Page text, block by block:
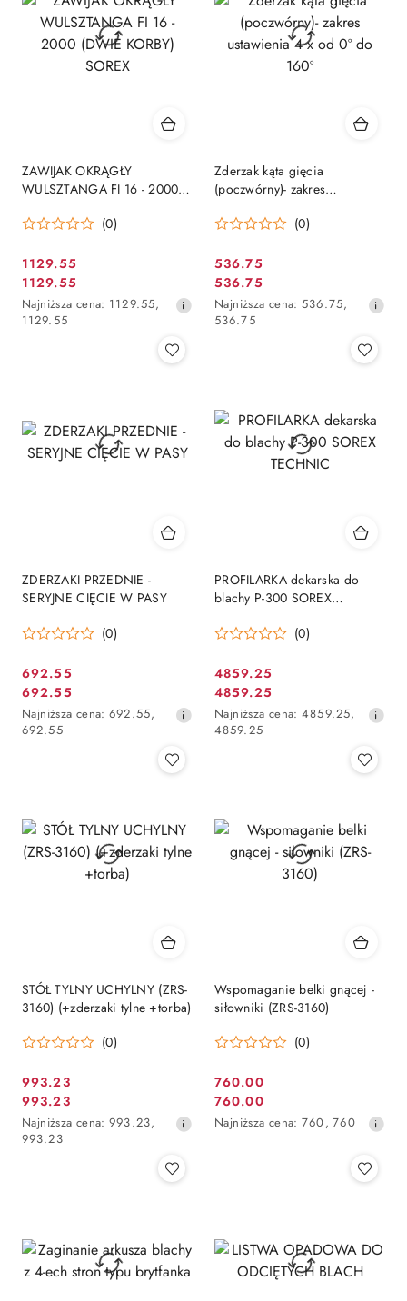
ZAWIJAK OKRĄGŁY
WULSZTANGA FI 16 - 2000
(0)
Cena
promocyjna:
1129.55
Cena
promocyjna:
1129.55
Najniższa
cena
Najniższa cena: 1129.55,
1129.55
Zderzak kąta gięcia
(poczwórny)- zakres
(0)
Cena
promocyjna:
536.75
Cena
promocyjna:
536.75
Najniższa
cena
Najniższa cena: 536.75,
536.75
ZDERZAKI PRZEDNIE -
SERYJNE CIĘCIE W PASY
(0)
Cena
promocyjna:
692.55
Cena
promocyjna:
692.55
Najniższa
cena
Najniższa cena: 692.55,
692.55
PROFILARKA dekarska do
blachy P-300 SOREX
(0)
Cena
promocyjna:
4859.25
Cena
promocyjna:
4859.25
Najniższa
cena
Najniższa cena: 4859.25,
4859.25
STÓŁ TYLNY UCHYLNY (ZRS-
3160) (+zderzaki tylne +torba)
(0)
Cena
promocyjna:
993.23
Cena
promocyjna:
993.23
Najniższa
cena
Najniższa cena: 993.23,
993.23
Wspomaganie belki gnącej -
siłowniki (ZRS-3160)
(0)
Cena
promocyjna:
760.00
Cena
promocyjna:
760.00
Najniższa
Najniższa cena: 760, 760